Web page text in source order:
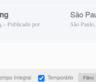
– Publicado por
São
São
Integral Temporário